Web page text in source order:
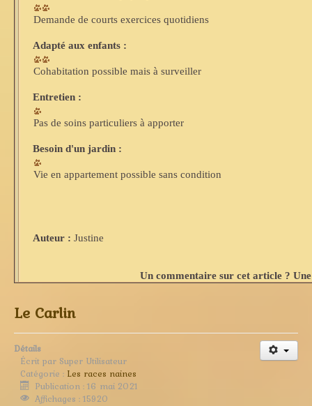
Demande de courts exercices quotidiens
Adapté aux enfants :
Cohabitation possible mais à surveiller
Entretien :
Pas de soins particuliers à apporter
Besoin d'un jardin :
Vie en appartement possible sans condition
Auteur : Justine
Un commentaire sur cet article ?
Le Carlin
Détails
Écrit par Super Utilisateur
Catégorie : Les races naines
Publication : 16 mai 2021
Affichages : 15920